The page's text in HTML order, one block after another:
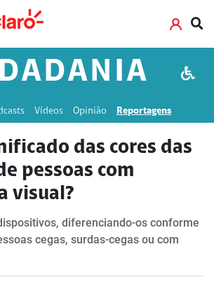
Vídeos Opinião Reportagens
das cores das
pessoas com
visual?
diferenciando-os conforme
cegas, surdas-cegas ou com